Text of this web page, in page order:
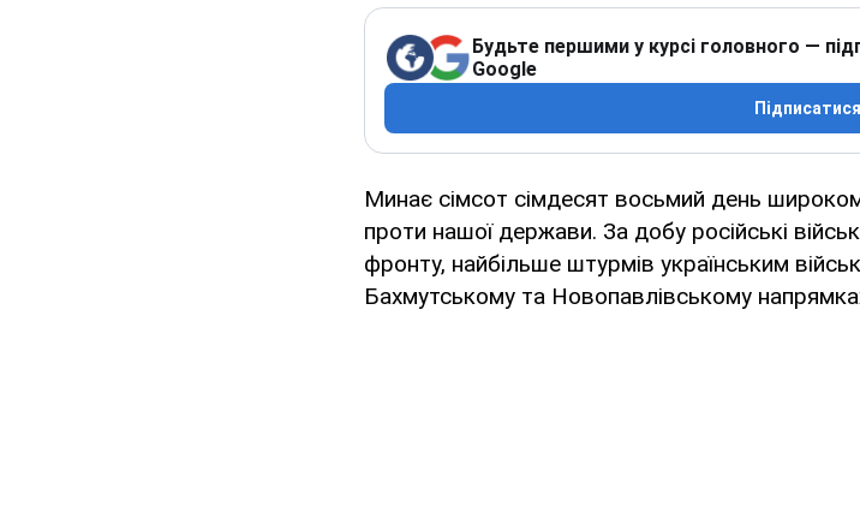
Будьте першими у курсі головного —
Google
Підписатися
Минає сімсот сімдесят восьмий день
проти нашої держави. За добу російські
фронту, найбільше штурмів українським
Бахмутському та Новопавлівському